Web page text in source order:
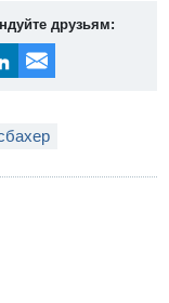
друзьям: